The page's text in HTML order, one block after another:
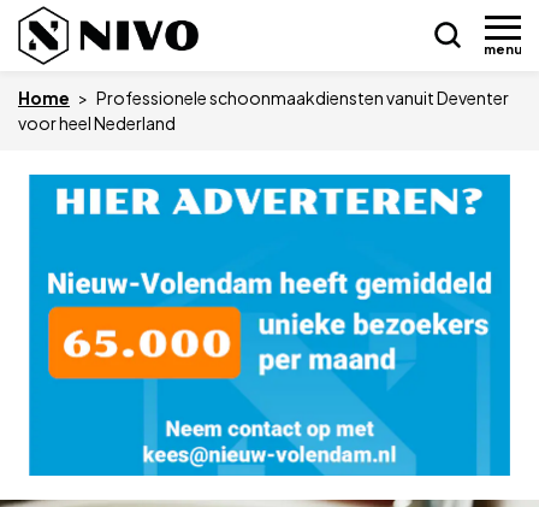
menu
content
Drukkerij NIVO
Zakelijk
Home > Professionele schoonmaakdiensten vanuit Deventer
voor heel Nederland